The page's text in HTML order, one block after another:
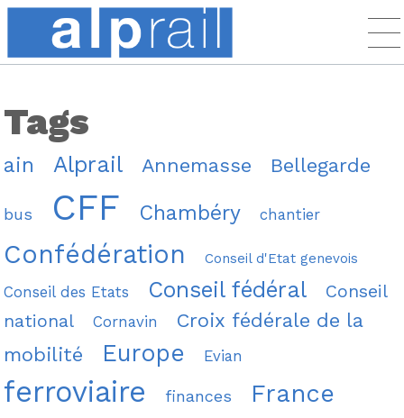
Tags
ain Alprail Annemasse Bellegarde
bus CFF Chambéry chantier
Confédération Conseil d'Etat genevois
Conseil des Etats Conseil fédéral
Conseil
national
Cornavin
Croix fédérale de la
mobilité
Europe Evian
ferroviaire finances France